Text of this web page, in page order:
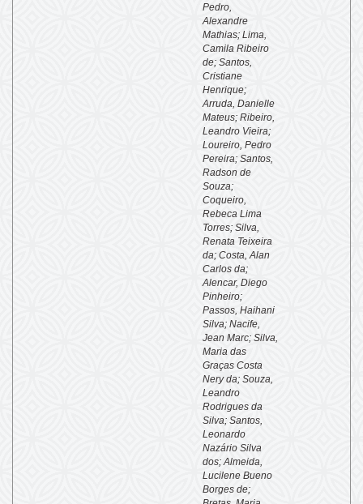
Pedro,
Alexandre
Mathias; Lima,
Camila Ribeiro
de; Santos,
Cristiane
Henrique;
Arruda, Danielle
Mateus; Ribeiro,
Leandro Vieira;
Loureiro, Pedro
Pereira; Santos,
Radson de
Souza;
Coqueiro,
Rebeca Lima
Torres; Silva,
Renata Teixeira
da; Costa, Alan
Carlos da;
Alencar, Diego
Pinheiro;
Passos, Haihani
Silva; Nacife,
Jean Marc; Silva,
Maria das
Graças Costa
Nery da; Souza,
Leandro
Rodrigues da
Silva; Santos,
Leonardo
Nazário Silva
dos; Almeida,
Lucilene Bueno
Borges de;